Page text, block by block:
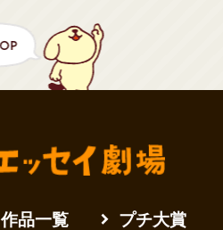
作品一覧 プチ大賞